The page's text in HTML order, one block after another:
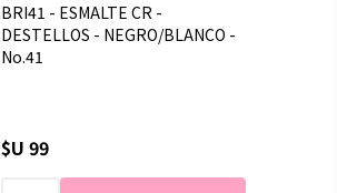
BRI41 - ESMALTE CR -
DESTELLOS - NEGRO/BLANCO -
No.41
$U 99